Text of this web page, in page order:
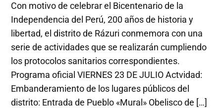
Con motivo de celebrar el Bicentenario de la
Independencia del Perú, 200 años de historia y
libertad, el distrito de Rázuri conmemora con una
serie de actividades que se realizarán cumpliendo
los protocolos sanitarios correspondientes.
Programa oficial VIERNES 23 DE JULIO Actvidad:
Embanderamiento de los lugares públicos del
distrito: Entrada de Pueblo «Mural» Obelisco de […]